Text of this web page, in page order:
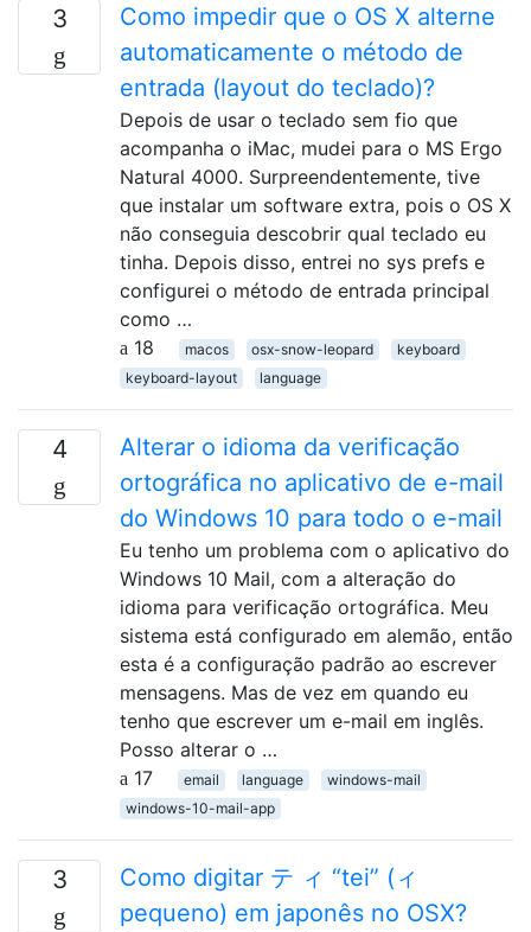
3
Como impedir que o OS X alterne
automaticamente o método de
entrada (layout do teclado)?
Depois de usar o teclado sem fio que
acompanha o iMac, mudei para o MS Ergo
Natural 4000. Surpreendentemente, tive
que instalar um software extra, pois o OS X
não conseguia descobrir qual teclado eu
tinha. Depois disso, entrei no sys prefs e
configurei o método de entrada principal
como …
18
macos osx-snow-leopard
keyboard
keyboard-layout
language
4
Alterar o idioma da verificação
ortográfica no aplicativo de e-mail
do Windows 10 para todo o e-mail
Eu tenho um problema com o aplicativo do
Windows 10 Mail, com a alteração do
idioma para verificação ortográfica. Meu
sistema está configurado em alemão, então
esta é a configuração padrão ao escrever
mensagens. Mas de vez em quando eu
tenho que escrever um e-mail em inglês.
Posso alterar o …
17
email language
windows-mail
windows-10-mail-app
3
Como digitar テ ィ “tei” (ィ
pequeno) em japonês no OSX?